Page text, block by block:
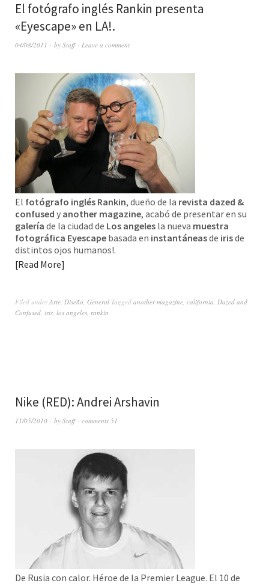
El fotógrafo inglés Rankin presenta
«Eyescape» en LA!.
04/08/2011 by Staff Leave a comment
El fotógrafo inglés Rankin, dueño de la revista dazed &
confused y another magazine, acabó de presentar en su
galería de la ciudad de Los angeles la nueva muestra
fotográfica Eyescape basada en instantáneasde irisde
distintos ojos humanos!.
Read More
Filed underArte, Diseño, General Tagged another magazine, california, Dazed and
Confused, iris, los angeles, rankin
Nike (RED): Andrei Arshavin
11/05/2010 by Staff comments 51
De Rusia con calor. Héroe de la Premier League. El 10 de